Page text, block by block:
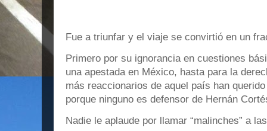
Fue a triunfar y el viaje se convirtió en un
Primero por su ignorancia en cuestiones
una apestada en México, hasta para la
más reaccionarios de aquel país han
porque ninguno es defensor de Hernán
Nadie le aplaude por llamar “malinches” a